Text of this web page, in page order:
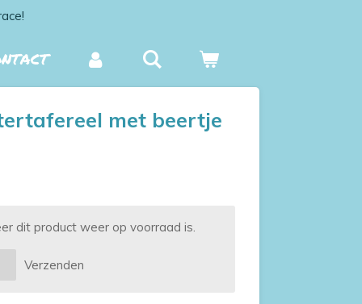
met beertje
dit product weer op voorraad is.
Verzenden